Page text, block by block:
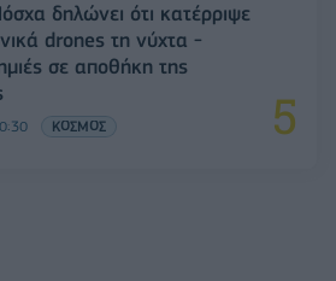
δηλώνει ότι κατέρριψε
drones τη νύχτα -
σε αποθήκη της
ΚΟΣΜΟΣ